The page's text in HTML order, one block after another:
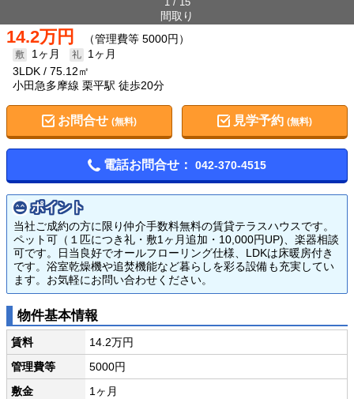
間取り
14.2万円 （管理費等 5000円）
1ヶ月
1ヶ月
3LDK
75.12㎡
小田急多摩線 栗平駅 徒歩20分
お問合せ (無料) 見学予約(無料)
電話お問合せ： 042-370-4515
ポイント
当社ご成約の方に限り仲介手数料無料の賃貸テラスハウスです。
ペット可（１匹につき礼・敷1ヶ月追加・10,000円UP)、楽器相談
可です。日当良好でオールフローリング仕様、LDKは床暖房付き
です。浴室乾燥機や追焚機能など暮らしを彩る設備も充実してい
ます。お気軽にお問い合わせください。
物件基本情報
賃料
14.2万円
管理費等
5000円
敷金
1ヶ月